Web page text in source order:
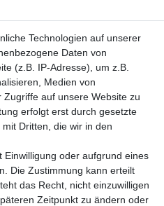
Technologien auf unserer
Daten von
(z.B. IP-Adresse), um z.B.
Medien von
auf unsere Website zu
erfolgt erst durch gesetzte
Dritten, die wir in den
oder aufgrund eines
Die Zustimmung kann erteilt
das Recht, nicht einzuwilligen
Zeitpunkt zu ändern oder